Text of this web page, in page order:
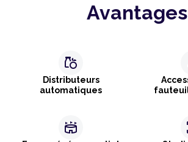
Avantages
grocery
Distributeurs
automatiques
stadium